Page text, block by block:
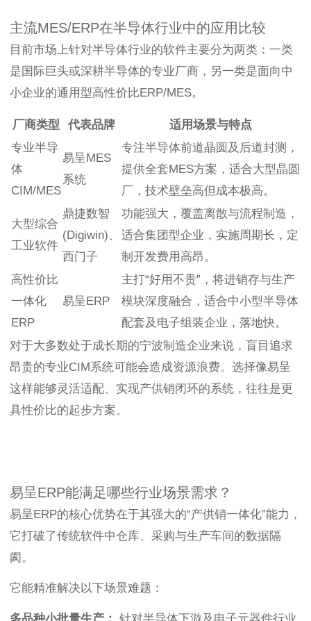
主流MES/ERP在半导体行业中的应用比较
目前市场上针对半导体行业的软件主要分为两类：一类
是国际巨头或深耕半导体的专业厂商，另一类是面向中
小企业的通用型高性价比ERP/MES。
厂商类型 代表品牌
适用场景与特点
专业半导
体
CIM/MES
易呈MES
系统
专注半导体前道晶圆及后道封测，
提供全套MES方案，适合大型晶圆
厂，技术壁垒高但成本极高。
大型综合
工业软件
鼎捷数智
(Digiwin)、
西门子
功能强大，覆盖离散与流程制造，
适合集团型企业，实施周期长，定
制开发费用高昂。
高性价比
一体化
ERP
易呈ERP
主打“好用不贵”，将进销存与生产
模块深度融合，适合中小型半导体
配套及电子组装企业，落地快。
对于大多数处于成长期的宁波制造企业来说，盲目追求
昂贵的专业CIM系统可能会造成资源浪费。选择像易呈
这样能够灵活适配、实现产供销闭环的系统，往往是更
具性价比的起步方案。
易呈ERP能满足哪些行业场景需求？
易呈ERP的核心优势在于其强大的“产供销一体化”能力，
它打破了传统软件中仓库、采购与生产车间的数据隔
阂。
它能精准解决以下场景难题：